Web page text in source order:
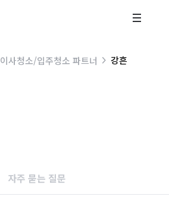
이사청소/입주청소 파트너 강흔
자주 묻는 질문